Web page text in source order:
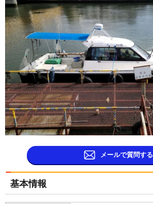
メールで質問する
基本情報